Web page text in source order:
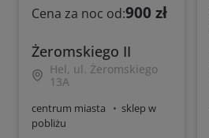
Cena za noc od:900 zł
Żeromskiego II
Hel, ul. Żeromskiego
13A
centrum miasta
sklep w
pobliżu